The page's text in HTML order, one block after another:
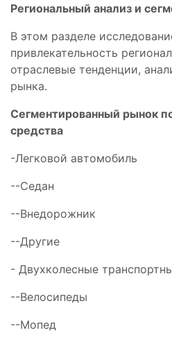
Региональный анализ и
В этом разделе
привлекательность
отраслевые тенденции,
рынка.
Сегментированный рынок
средства
-Легковой автомобиль
--Седан
--Внедорожник
--Другие
- Двухколесные
--Велосипеды
--Мопед